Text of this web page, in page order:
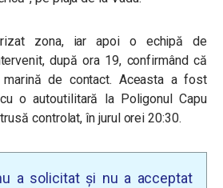
zona, iar apoi o echipă de
după ora 19, confirmând că
de contact. Aceasta a fost
o autoutilitară la Poligonul Capu
controlat, în jurul orei 20:30.
a solicitat și nu a acceptat